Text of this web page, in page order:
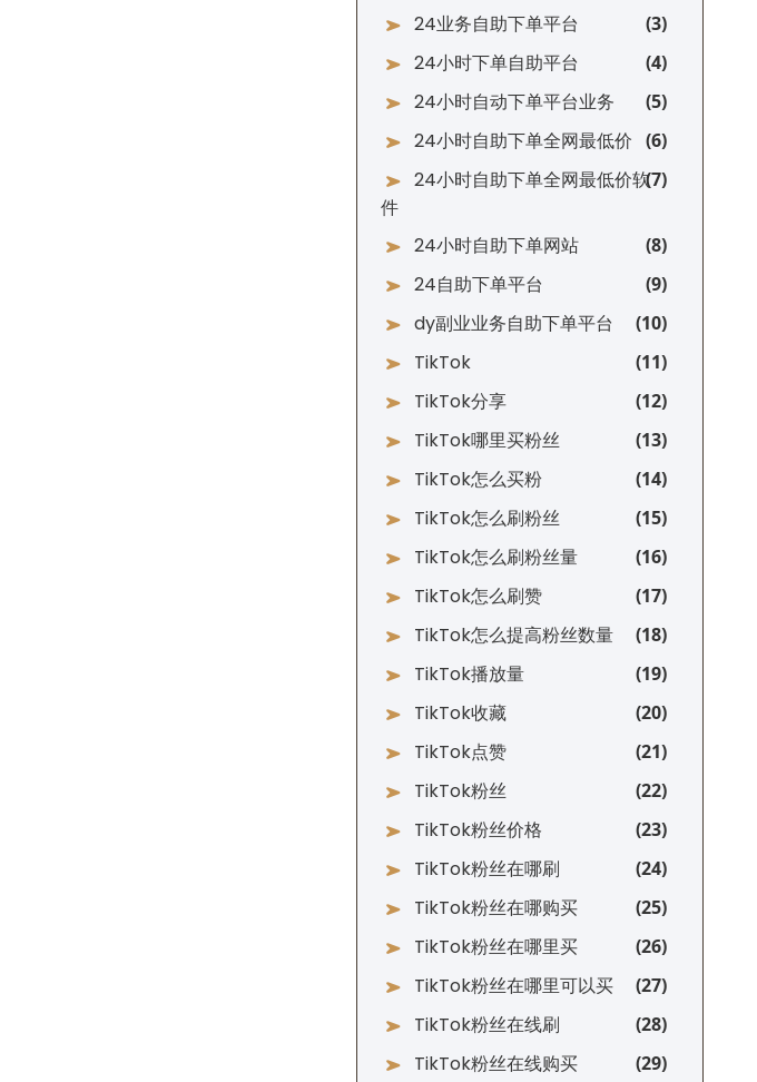
24业务自助下单平台
24小时下单自助平台
24小时自动下单平台业务
24小时自助下单全网最低价
24小时自助下单全网最低价软
件
24小时自助下单网站
24自助下单平台
dy副业业务自助下单平台
TikTok
TikTok分享
TikTok哪里买粉丝
TikTok怎么买粉
TikTok怎么刷粉丝
TikTok怎么刷粉丝量
TikTok怎么刷赞
TikTok怎么提高粉丝数量
TikTok播放量
TikTok收藏
TikTok点赞
TikTok粉丝
TikTok粉丝价格
TikTok粉丝在哪刷
TikTok粉丝在哪购买
TikTok粉丝在哪里买
TikTok粉丝在哪里可以买
TikTok粉丝在线刷
TikTok粉丝在线购买